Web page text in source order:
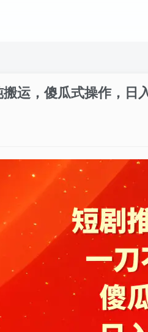
运，傻瓜式操作，日